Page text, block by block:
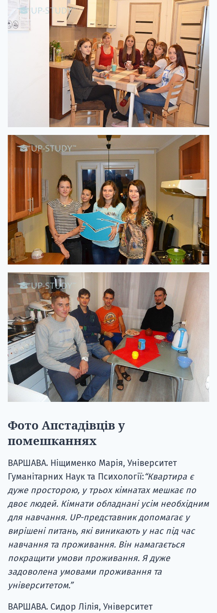
Фото Апстадівців у
помешканнях
ВАРШАВА. Ніщименко Марія, Університет
Гуманітарних Наук та Психології:“Квартира є
дуже просторою, у трьох кімнатах мешкає по
двоє людей. Кімнати обладнані усім необхідним
для навчання. UP-представник допомагає у
вирішені питань, які виникають у нас під час
навчання та проживання. Він намагається
покращити умови проживання. Я дуже
задоволена умовами проживання та
університетом.”
ВАРШАВА. Сидор Лілія, Університет